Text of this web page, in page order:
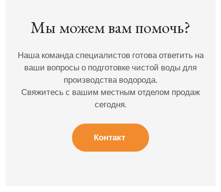
Мы можем вам помочь?
Наша команда специалистов готова ответить на
ваши вопросы о подготовке чистой воды для
производства водорода.
Свяжитесь с вашим местным отделом продаж
сегодня.
Контакт